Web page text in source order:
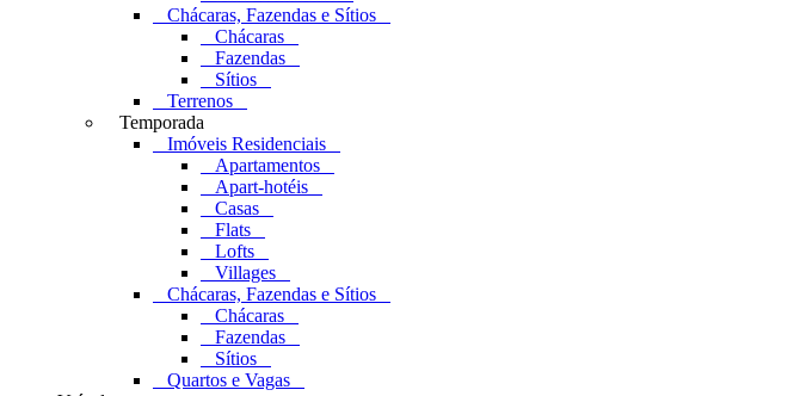
Chácaras, Fazendas e Sítios
Chácaras
Fazendas
Sítios
Terrenos
Temporada
Imóveis Residenciais
Apartamentos
Apart-hotéis
Casas
Flats
Lofts
Villages
Chácaras, Fazendas e Sítios
Chácaras
Fazendas
Sítios
Quartos e Vagas